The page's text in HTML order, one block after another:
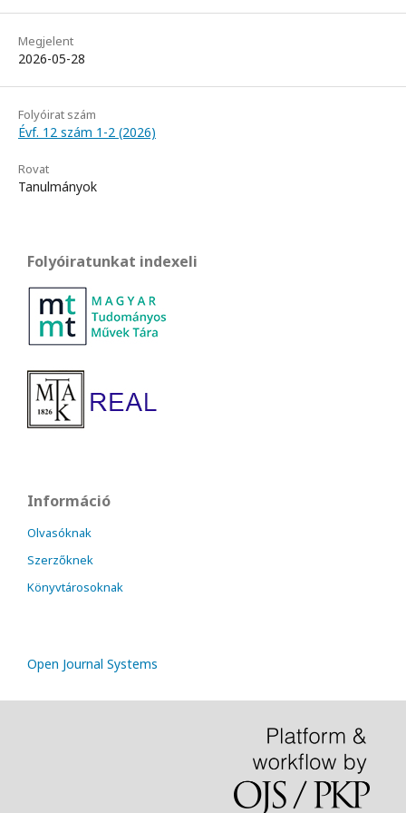
Megjelent
2026-05-28
Folyóirat szám
Évf. 12 szám 1-2 (2026)
Rovat
Tanulmányok
Folyóiratunkat indexeli
Információ
Olvasóknak
Szerzőknek
Könyvtárosoknak
Open Journal Systems